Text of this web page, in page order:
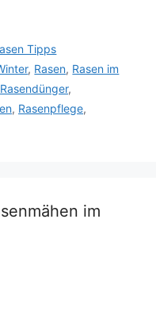
Tipps
, Rasen, Rasen im
Rasendünger,
, Rasenpflege,
im